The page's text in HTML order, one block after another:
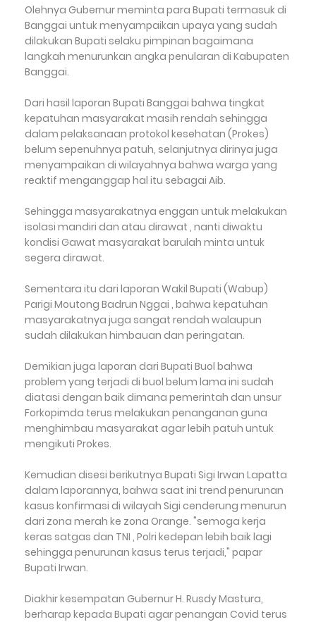
Olehnya Gubernur meminta para Bupati termasuk di
Banggai untuk menyampaikan upaya yang sudah
dilakukan Bupati selaku pimpinan bagaimana
langkah menurunkan angka penularan di Kabupaten
Banggai.
Dari hasil laporan Bupati Banggai bahwa tingkat
kepatuhan masyarakat masih rendah sehingga
dalam pelaksanaan protokol kesehatan (Prokes)
belum sepenuhnya patuh, selanjutnya dirinya juga
menyampaikan di wilayahnya bahwa warga yang
reaktif menganggap hal itu sebagai Aib.
Sehingga masyarakatnya enggan untuk melakukan
isolasi mandiri dan atau dirawat , nanti diwaktu
kondisi Gawat masyarakat barulah minta untuk
segera dirawat.
Sementara itu dari laporan Wakil Bupati (Wabup)
Parigi Moutong Badrun Nggai , bahwa kepatuhan
masyarakatnya juga sangat rendah walaupun
sudah dilakukan himbauan dan peringatan.
Demikian juga laporan dari Bupati Buol bahwa
problem yang terjadi di buol belum lama ini sudah
diatasi dengan baik dimana pemerintah dan unsur
Forkopimda terus melakukan penanganan guna
menghimbau masyarakat agar lebih patuh untuk
mengikuti Prokes.
Kemudian disesi berikutnya Bupati Sigi Irwan Lapatta
dalam laporannya, bahwa saat ini trend penurunan
kasus konfirmasi di wilayah Sigi cenderung menurun
dari zona merah ke zona Orange. "semoga kerja
keras satgas dan TNI , Polri kedepan lebih baik lagi
sehingga penurunan kasus terus terjadi," papar
Bupati Irwan.
Diakhir kesempatan Gubernur H. Rusdy Mastura,
berharap kepada Bupati agar penangan Covid terus